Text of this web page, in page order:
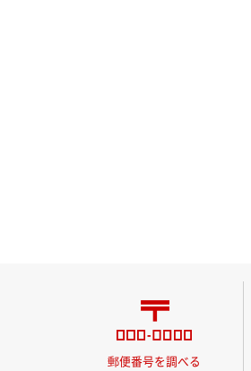
郵便番号を調べる